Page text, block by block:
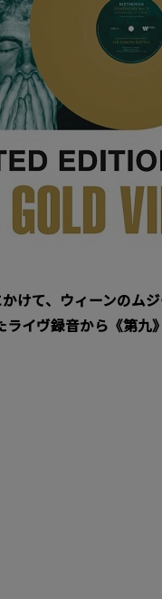
けて、ウィーンのム
ライヴ録音から《第九